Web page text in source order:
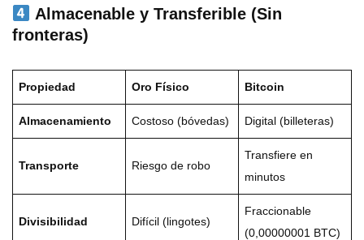
Almacenable y Transferible (Sin
fronteras)
Propiedad Oro Físico Bitcoin
Almacenamiento Costoso (bóvedas) Digital (billeteras)
Transporte Riesgo de robo
Transfiere en
minutos
Divisibilidad Difícil (lingotes)
Fraccionable
(0,00000001 BTC)